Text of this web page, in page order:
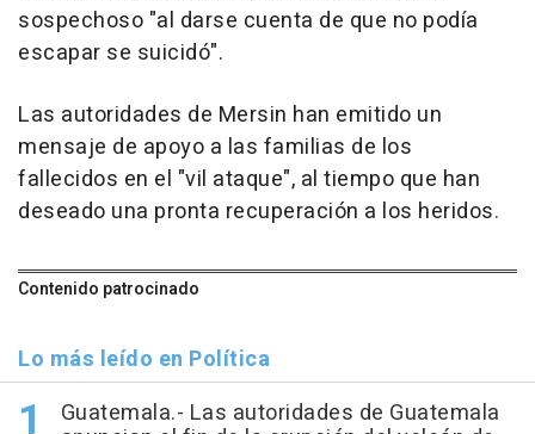
sospechoso "al darse cuenta de que no podía
escapar se suicidó".
Las autoridades de Mersin han emitido un
mensaje de apoyo a las familias de los
fallecidos en el "vil ataque", al tiempo que han
deseado una pronta recuperación a los heridos.
Contenido patrocinado
Lo más leído en Política
Guatemala.- Las autoridades de Guatemala